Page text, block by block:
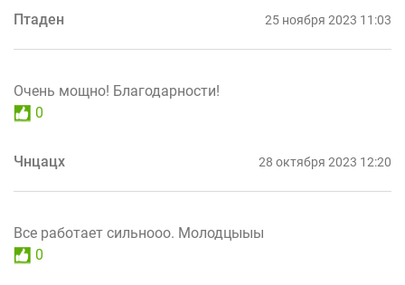
Птаден 25 ноября 2023 11:03
Очень мощно! Благодарности!
0
Чнцацх 28 октября 2023 12:20
Все работает сильнооо. Молодцыыы
0